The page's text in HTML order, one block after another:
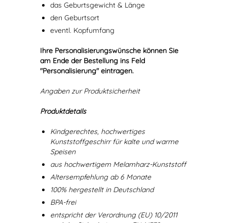
das Geburtsgewicht & Länge
den Geburtsort
eventl. Kopfumfang
Ihre Personalisierungswünsche können Sie
am Ende der Bestellung ins Feld
"Personalisierung" eintragen.
Angaben zur Produktsicherheit
Produktdetails
Kindgerechtes, hochwertiges
Kunststoffgeschirr für kalte und warme
Speisen
aus hochwertigem Melamharz-Kunststoff
Altersempfehlung ab 6 Monate
100% hergestellt in Deutschland
BPA-frei
entspricht der Verordnung (EU) 10/2011